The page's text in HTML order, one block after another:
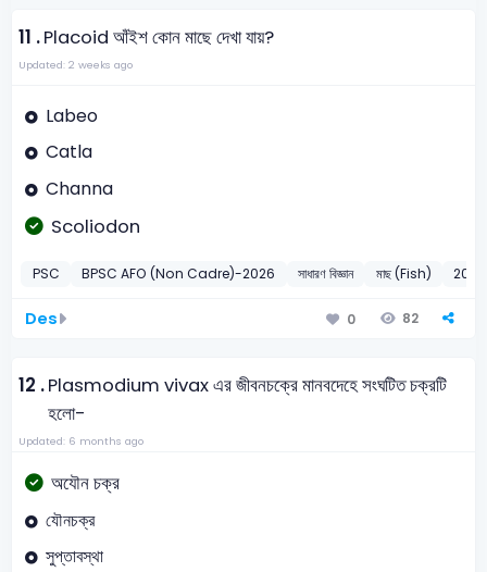
11 .Placoid আঁইশ কোন মাছে দেখা যায়?
Updated: 2 weeks ago
Labeo
Catla
Channa
Scoliodon
PSC BPSC AFO (Non Cadre)-2026 সাধারণ বিজ্ঞান মাছ (Fish) 2026
Des 0 82
12 .Plasmodium vivax এর জীবনচক্রে মানবদেহে সংঘটিত চক্রটি
হলো-
Updated: 6 months ago
অযৌন চক্র
যৌনচক্র
সুপ্তাবস্থা